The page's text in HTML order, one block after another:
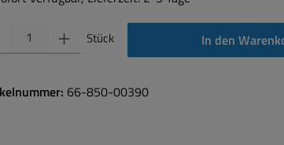
Anzahl: Gib den gewünschten Wert ein oder benutze
Stück In den
66-850-00390